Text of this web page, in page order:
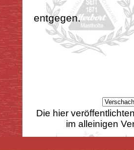
Gerne
entgegen.
Die hier
im alleinigen